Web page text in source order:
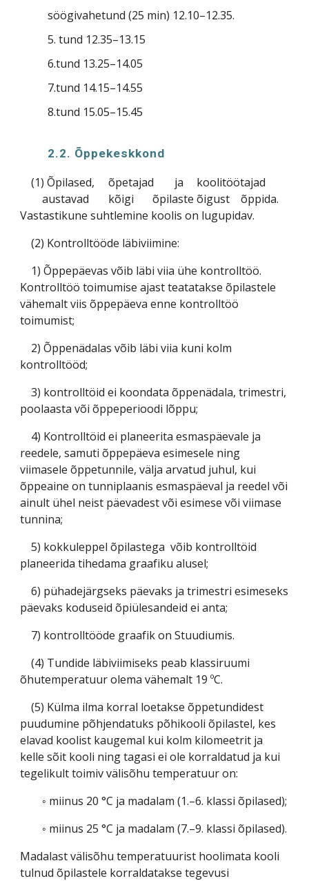
söögivahetund (25 min) 12.10–12.35.
5. tund 12.35–13.15
6.tund 13.25–14.05
7.tund 14.15–14.55
8.tund 15.05–15.45
2.2. Õppekeskkond
(1) Õpilased, õpetajad ja
koolitöötajad
austavad
kõigi õpilaste õigust
õppida.
Vastastikune suhtlemine koolis on lugupidav.
(2) Kontrolltööde läbiviimine:
1) Õppepäevas võib läbi viia ühe kontrolltöö.
Kontrolltöö toimumise ajast teatatakse õpilastele
vähemalt viis õppepäeva enne kontrolltöö
toimumist;
2) Õppenädalas võib läbi viia kuni kolm
kontrolltööd;
3) kontrolltöid ei koondata õppenädala, trimestri,
poolaasta või õppeperioodi lõppu;
4) Kontrolltöid ei planeerita esmaspäevale ja
reedele, samuti õppepäeva esimesele ning
viimasele õppetunnile, välja arvatud juhul, kui
õppeaine on tunniplaanis esmaspäeval ja reedel või
ainult ühel neist päevadest või esimese või viimase
tunnina;
5) kokkuleppel õpilastega võib kontrolltöid
planeerida tihedama graafiku alusel;
6) pühadejärgseks päevaks ja trimestri esimeseks
päevaks koduseid õpiülesandeid ei anta;
7) kontrolltööde graafik on Stuudiumis.
(4) Tundide läbiviimiseks peab klassiruumi
õhutemperatuur olema vähemalt 19 ºC.
(5) Külma ilma korral loetakse õppetundidest
puudumine põhjendatuks põhikooli õpilastel, kes
elavad koolist kaugemal kui kolm kilomeetrit ja
kelle sõit kooli ning tagasi ei ole korraldatud ja kui
tegelikult toimiv välisõhu temperatuur on:
◦ miinus 20 °C ja madalam (1.–6. klassi õpilased);
◦ miinus 25 °C ja madalam (7.–9. klassi õpilased).
Madalast välisõhu temperatuurist hoolimata kooli
tulnud õpilastele korraldatakse tegevusi